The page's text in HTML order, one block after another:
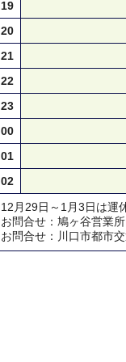
19
20
21
22
23
00
01
02
12月29日～1月3日は運
お問合せ：鳩ヶ谷営業
お問合せ：川口市都市